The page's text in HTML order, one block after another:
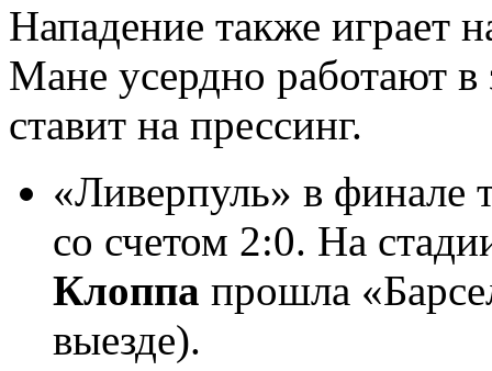
Нападение также играет
Мане усердно работают
ставит на прессинг.
«Ливерпуль» в финале
со счетом 2:0. На
Клоппа прошла
выезде).